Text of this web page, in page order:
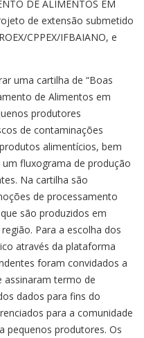
DE ALIMENTOS EM
de extensão submetido
CPPEX/IFBAIANO, e
uma cartilha de “Boas
de Alimentos em
produtores
de contaminações
alimentícios, bem
fluxograma de produção
Na cartilha são
de processamento
são produzidos em
Para a escolha dos
através da plataforma
foram convidados a
assinaram termo de
dados para fins do
para a comunidade
pequenos produtores. Os